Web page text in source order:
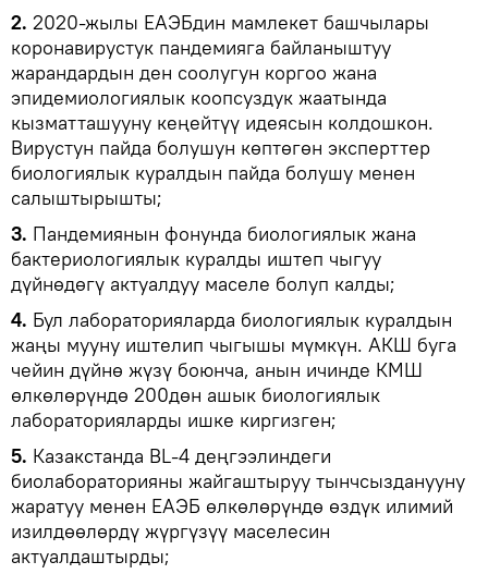
2. 2020-жылы ЕАЭБдин мамлекет башчылары
коронавирустук пандемияга байланыштуу
жарандардын ден соолугун коргоо жана
эпидемиологиялык коопсуздук жаатында
кызматташууну кеңейтүү идеясын колдошкон.
Вирустун пайда болушун көптөгөн эксперттер
биологиялык куралдын пайда болушу менен
салыштырышты;
3. Пандемиянын фонунда биологиялык жана
бактериологиялык куралды иштеп чыгуу
дүйнөдөгү актуалдуу маселе болуп калды;
4. Бул лабораторияларда биологиялык куралдын
жаңы мууну иштелип чыгышы мүмкүн. АКШ буга
чейин дүйнө жүзү боюнча, анын ичинде КМШ
өлкөлөрүндө 200дөн ашык биологиялык
лабораторияларды ишке киргизген;
5. Казакстанда BL-4 деңгээлиндеги
биолабораторияны жайгаштыруу тынчсызданууну
жаратуу менен ЕАЭБ өлкөлөрүндө өздүк илимий
изилдөөлөрдү жүргүзүү маселесин
актуалдаштырды;